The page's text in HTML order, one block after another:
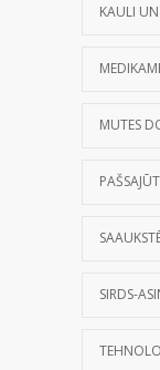
KAULI
MUTES
SIRDS-